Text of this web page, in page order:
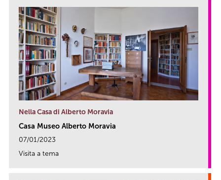
Nella Casa di Alberto Moravia
Casa Museo Alberto Moravia
07/01/2023
Visita a tema